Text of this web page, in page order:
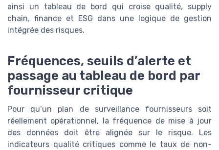
ainsi un tableau de bord qui croise qualité, supply
chain, finance et ESG dans une logique de gestion
intégrée des risques.
Fréquences, seuils d’alerte et
passage au tableau de bord par
fournisseur critique
Pour qu’un plan de surveillance fournisseurs soit
réellement opérationnel, la fréquence de mise à jour
des données doit être alignée sur le risque. Les
indicateurs qualité critiques comme le taux de non-